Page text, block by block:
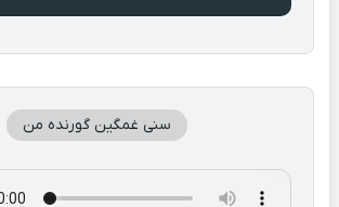
سنی غمگین گورنده من